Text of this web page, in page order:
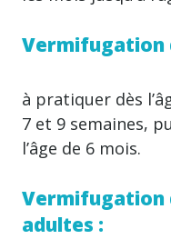
Vermifugation
à pratiquer dès
7 et 9 semaines,
l’âge de 6 mois.
Vermifugation
adultes :